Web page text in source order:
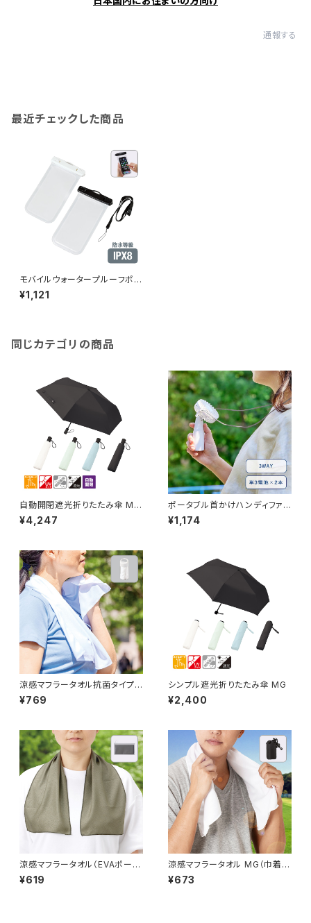
通報する
最近チェックした商品
モバイルウォータープルーフポー
チ 6.7インチ MG
¥1,121
同じカテゴリの商品
自動開閉遮光折りたたみ傘 MG
（スムーズ収納タイプ）
¥4,247
ポータブル首かけハンディファン
MG
¥1,174
涼感マフラータオル抗菌タイプ
MG（ボトルケース付）
¥769
シンプル遮光折りたたみ傘 MG
¥2,400
涼感マフラータオル（EVAポーチ
付）MG
¥619
涼感マフラータオル MG（巾着
付）
¥673